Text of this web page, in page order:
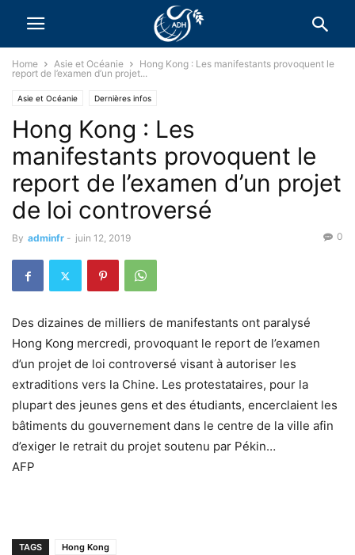
Home Asie et Océanie
Hong Kong : Les manifestants provoquent le
report de l’examen d’un projet...
Asie et Océanie Dernières infos
Hong Kong : Les
manifestants provoquent le
report de l’examen d’un projet
de loi controversé
By adminfr - juin 12, 2019 0
Des dizaines de milliers de manifestants ont paralysé
Hong Kong mercredi, provoquant le report de l’examen
d’un projet de loi controversé visant à autoriser les
extraditions vers la Chine. Les protestataires, pour la
plupart des jeunes gens et des étudiants, encerclaient les
bâtiments du gouvernement dans le centre de la ville afin
d’exiger le retrait du projet soutenu par Pékin…
AFP
TAGS
Hong Kong